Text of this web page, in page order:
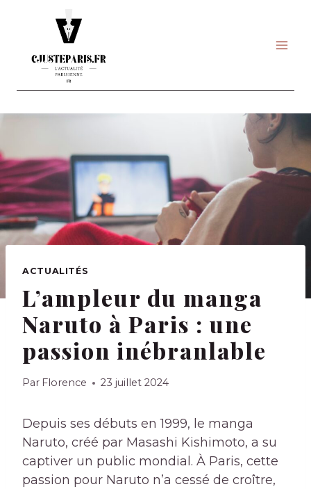
ACTUALITÉS
L’ampleur du manga
Naruto à Paris : une
passion inébranlable
Par Florence 23 juillet 2024
Depuis ses débuts en 1999, le manga
Naruto, créé par Masashi Kishimoto, a su
captiver un public mondial. À Paris, cette
passion pour Naruto n’a cessé de croître,